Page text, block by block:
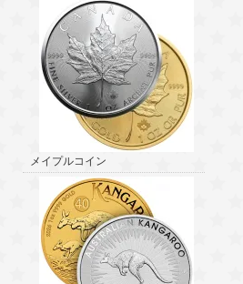
メイプルコイン